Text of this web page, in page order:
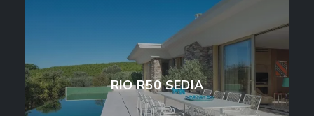
RIO R50 SEDIA